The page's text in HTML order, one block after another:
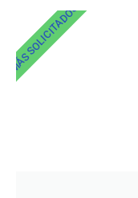
MÁS SOLICITADOS